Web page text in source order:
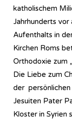
katholischem
Jahrhunderts vor
Aufenthalts in
Kirchen Roms
Orthodoxie zum
Die Liebe zum
der
Jesuiten Pater
Kloster in Syrien